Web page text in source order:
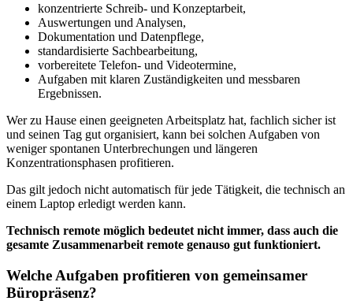
konzentrierte Schreib- und Konzeptarbeit,
Auswertungen und Analysen,
Dokumentation und Datenpflege,
standardisierte Sachbearbeitung,
vorbereitete Telefon- und Videotermine,
Aufgaben mit klaren Zuständigkeiten und messbaren
Ergebnissen.
Wer zu Hause einen geeigneten Arbeitsplatz hat, fachlich sicher ist
und seinen Tag gut organisiert, kann bei solchen Aufgaben von
weniger spontanen Unterbrechungen und längeren
Konzentrationsphasen profitieren.
Das gilt jedoch nicht automatisch für jede Tätigkeit, die technisch an
einem Laptop erledigt werden kann.
Technisch remote möglich bedeutet nicht immer, dass auch die
gesamte Zusammenarbeit remote genauso gut funktioniert.
Welche Aufgaben profitieren von gemeinsamer
Büropräsenz?